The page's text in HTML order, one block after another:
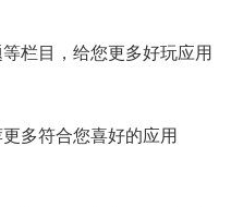
栏目，给您更多好玩应用
多符合您喜好的应用